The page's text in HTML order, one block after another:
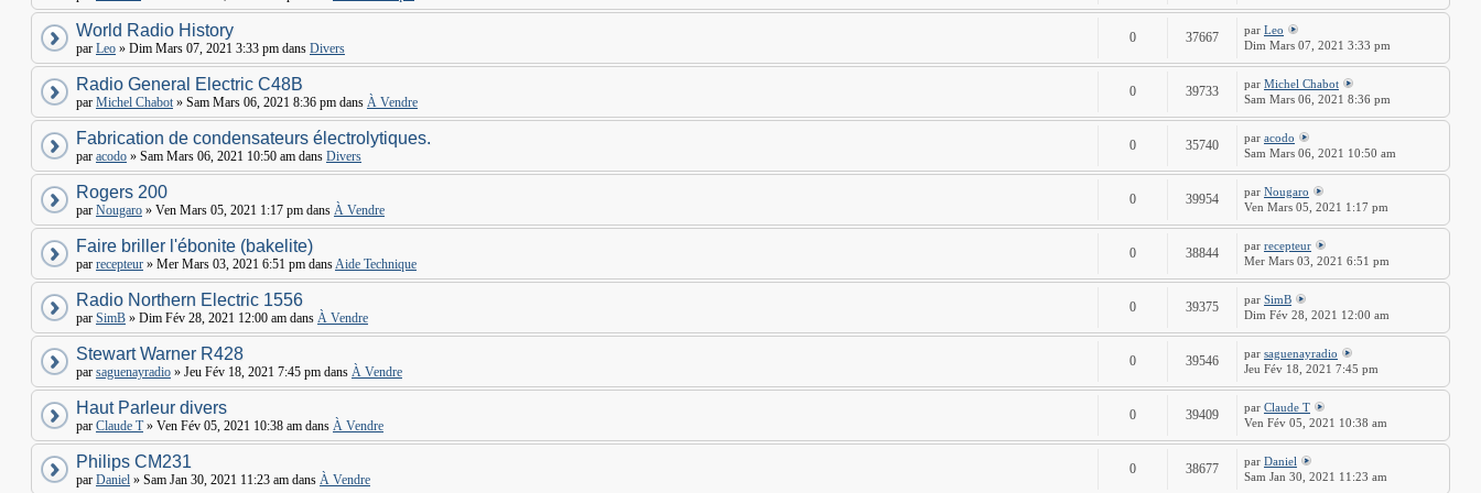
World Radio History
par Leo » Dim Mars 07, 2021 3:33 pm dans Divers
0 37667 par Leo
Dim Mars 07, 2021 3:33 pm
Radio General Electric C48B
par Michel Chabot» Sam Mars 06, 2021 8:36 pm dans À Vendre
0 39733 par Michel Chabot
Sam Mars 06, 2021 8:36 pm
Fabrication de condensateurs électrolytiques.
par acodo » Sam Mars 06, 2021 10:50 am dans Divers
0 35740 par acodo
Sam Mars 06, 2021 10:50 am
Rogers 200
par Nougaro » Ven Mars 05, 2021 1:17 pm dans À Vendre
0 39954 par Nougaro
Ven Mars 05, 2021 1:17 pm
Faire briller l'ébonite (bakelite)
par recepteur » Mer Mars 03, 2021 6:51 pm dansAide Technique
0 38844 par recepteur
Mer Mars 03, 2021 6:51 pm
Radio Northern Electric 1556
par SimB » Dim Fév 28, 2021 12:00 am dans À Vendre
0 39375 par SimB
Dim Fév 28, 2021 12:00 am
Stewart Warner R428
par saguenayradio » Jeu Fév 18, 2021 7:45 pm dans À Vendre
0 39546 par saguenayradio
Jeu Fév 18, 2021 7:45 pm
Haut Parleur divers
par Claude T» Ven Fév 05, 2021 10:38 am dans À Vendre
0 39409 par Claude T
Ven Fév 05, 2021 10:38 am
Philips CM231
par Daniel » Sam Jan 30, 2021 11:23 am dans À Vendre
0 38677 par Daniel
Sam Jan 30, 2021 11:23 am